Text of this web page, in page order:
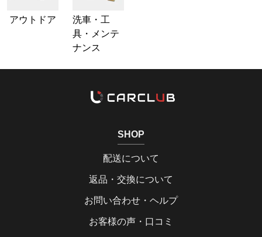
アウトドア
洗車・工
具・メンテ
ナンス
SHOP
配送について
返品・交換について
お問い合わせ・ヘルプ
お客様の声・口コミ